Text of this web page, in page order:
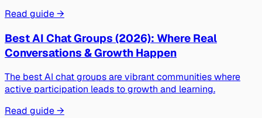
Read guide →
Best AI Chat Groups (2026): Where Real
Conversations & Growth Happen
The best AI chat groups are vibrant communities where
active participation leads to growth and learning.
Read guide →